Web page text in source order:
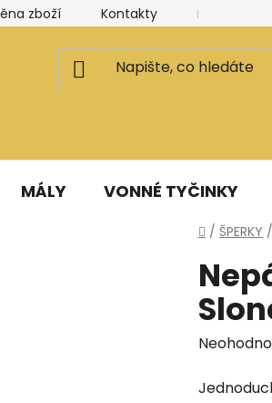
zboží Kontakty Kancelář a
MÁLY VONNÉ TYČINKY
Domů
/ ŠPERKY /
Průměrné
produktu